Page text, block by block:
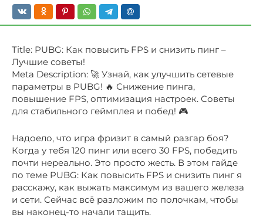
Title: PUBG: Как повысить FPS и снизить пинг –
Лучшие советы!
Meta Description: 🚀 Узнай, как улучшить сетевые
параметры в PUBG! 🔥 Снижение пинга,
повышение FPS, оптимизация настроек. Советы
для стабильного геймплея и побед! 🎮
Надоело, что игра фризит в самый разгар боя?
Когда у тебя 120 пинг или всего 30 FPS, победить
почти нереально. Это просто жесть. В этом гайде
по теме PUBG: Как повысить FPS и снизить пинг я
расскажу, как выжать максимум из вашего железа
и сети. Сейчас всё разложим по полочкам, чтобы
вы наконец-то начали тащить.